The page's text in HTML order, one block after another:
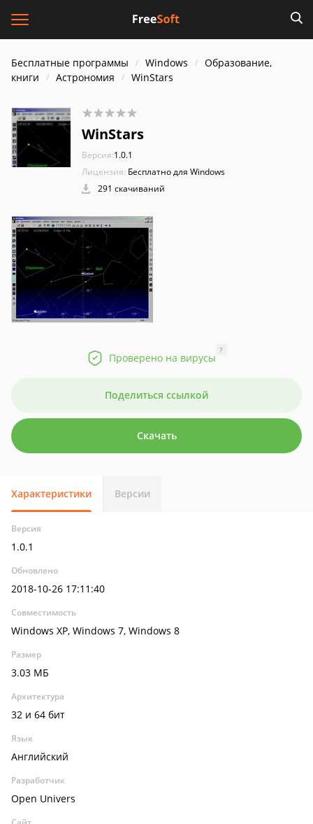
Бесплатные программы Windows
Образование,
книги
Астрономия WinStars
WinStars
Версия:1.0.1
Лицензия: Бесплатно для Windows
291 скачиваний
Проверено на вирусы
?
Поделиться ссылкой
Скачать
Характеристики Версии
Версия
1.0.1
Обновлено
2018-10-26 17:11:40
Совместимость
Windows XP, Windows 7, Windows 8
Размер
3.03 МБ
Архитектура
32 и 64 бит
Язык
Английский
Разработчик
Open Univers